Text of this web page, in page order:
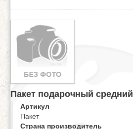
Пакет подарочный средний
Артикул
Пакет
Страна производитель